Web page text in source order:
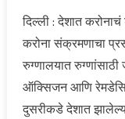
दिल्ली : देशात
करोना संक्रमणाचा
रुग्णालयात
ऑक्सिजन आणि
दुसरीकडे देशात